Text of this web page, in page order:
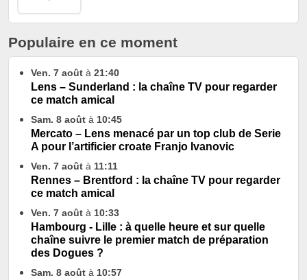
Populaire en ce moment
Ven. 7 août à 21:40
Lens – Sunderland : la chaîne TV pour regarder
ce match amical
Sam. 8 août à 10:45
Mercato – Lens menacé par un top club de Serie
A pour l’artificier croate Franjo Ivanovic
Ven. 7 août à 11:11
Rennes – Brentford : la chaîne TV pour regarder
ce match amical
Ven. 7 août à 10:33
Hambourg - Lille : à quelle heure et sur quelle
chaîne suivre le premier match de préparation
des Dogues ?
Sam. 8 août à 10:57